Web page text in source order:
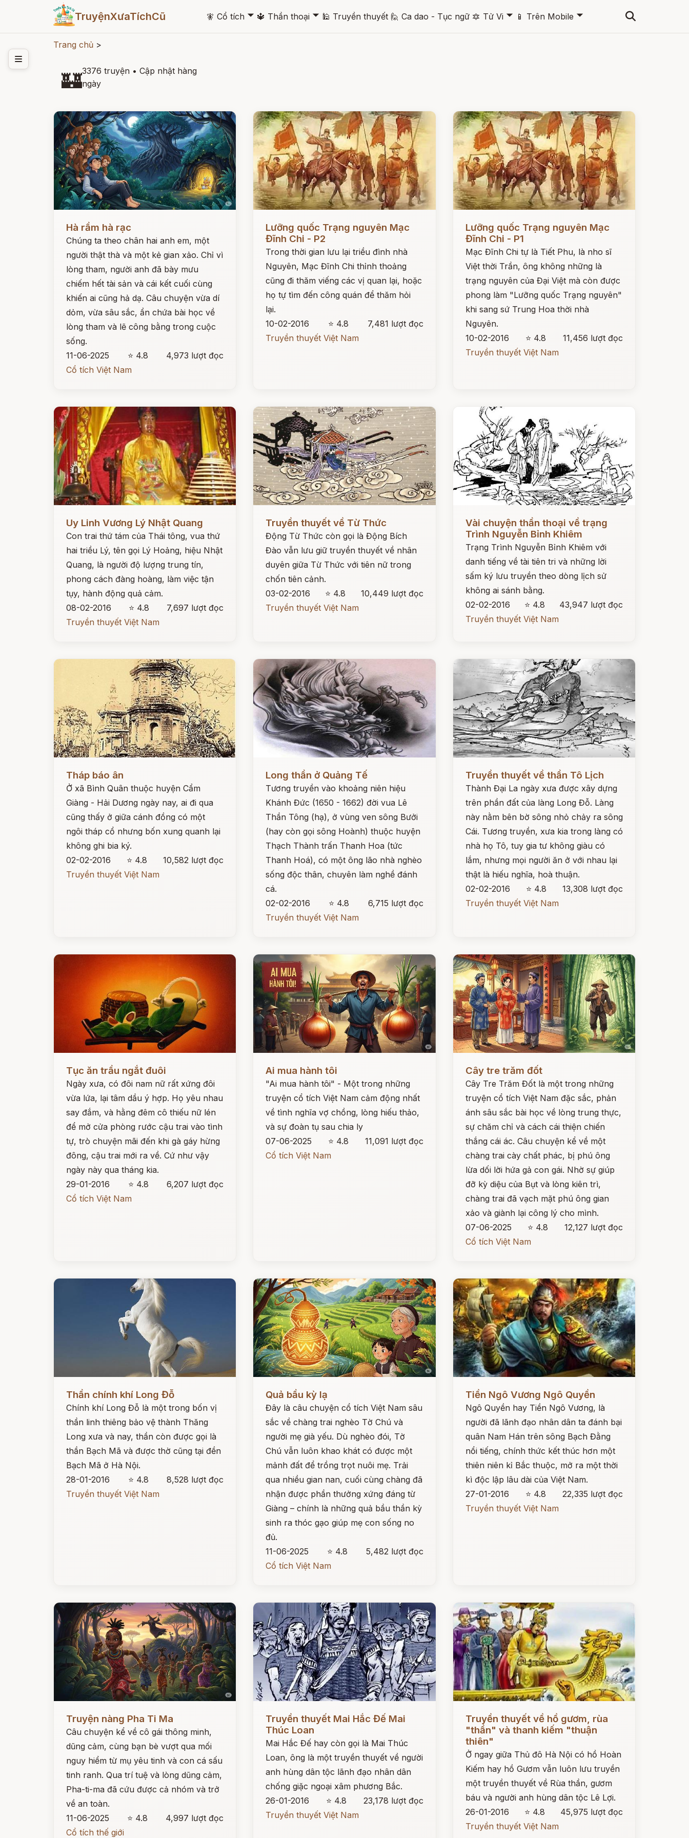
TruyệnXưaTíchCũ 🧚 Cổ tích 🞃 🔱 Thần thoại 🞃 🕌 Truyền thuyết 🙋 Ca dao - Tục ngữ 🔯 Tử Vi 🞃 📱 Trên Mobile 🞃
Trang chủ >
🏰3376 truyện • Cập nhật hàng
ngày
Đọc ngay
Hà rầm hà rạc
Chúng ta theo chân hai anh em, một
người thật thà và một kẻ gian xảo. Chỉ vì
lòng tham, người anh đã bày mưu
chiếm hết tài sản và cái kết cuối cùng
khiến ai cũng hả dạ. Câu chuyện vừa dí
dỏm, vừa sâu sắc, ẩn chứa bài học về
lòng tham và lẽ công bằng trong cuộc
sống.
11-06-2025
⭐ 4.8
4,973 lượt đọc
Cổ tích Việt Nam
Lưỡng quốc Trạng nguyên Mạc
Đĩnh Chi - P2
Trong thời gian lưu lại triều đình nhà
Nguyên, Mạc Đĩnh Chi thỉnh thoảng
cũng đi thăm viếng các vị quan lại, hoặc
họ tự tìm đến công quán để thăm hỏi
lại.
10-02-2016
⭐ 4.8
7,481 lượt đọc
Truyền thuyết Việt Nam
Lưỡng quốc Trạng nguyên Mạc
Đĩnh Chi - P1
Mạc Đĩnh Chi tự là Tiết Phu, là nho sĩ
Việt thời Trần, ông không những là
trạng nguyên của Đại Việt mà còn được
phong làm "Lưỡng quốc Trạng nguyên"
khi sang sứ Trung Hoa thời nhà
Nguyên.
10-02-2016
⭐ 4.8
11,456 lượt đọc
Truyền thuyết Việt Nam
Uy Linh Vương Lý Nhật Quang
Con trai thứ tám của Thái tông, vua thứ
hai triều Lý, tên gọi Lý Hoảng, hiệu Nhật
Quang, là người độ lượng trung tín,
phong cách đàng hoàng, làm việc tận
tụy, hành động quả cảm.
08-02-2016
⭐ 4.8
7,697 lượt đọc
Truyền thuyết Việt Nam
Đọc ngay
Truyền thuyết về Từ Thức
Động Từ Thức còn gọi là Động Bích
Đào vẫn lưu giữ truyền thuyết về nhân
duyên giữa Từ Thức với tiên nữ trong
chốn tiên cảnh.
03-02-2016
⭐ 4.8
10,449 lượt đọc
Truyền thuyết Việt Nam
Vài chuyện thần thoại về trạng
Trình Nguyễn Bỉnh Khiêm
Trạng Trình Nguyễn Bỉnh Khiêm với
danh tiếng về tài tiên tri và những lời
sấm ký lưu truyền theo dòng lịch sử
không ai sánh bằng.
02-02-2016
⭐ 4.8
43,947 lượt đọc
Truyền thuyết Việt Nam
Tháp báo ân
Ở xã Bình Quân thuộc huyện Cẩm
Giàng - Hải Dương ngày nay, ai đi qua
cũng thấy ở giữa cánh đồng có một
ngôi tháp cổ nhưng bốn xung quanh lại
không ghi bia ký.
02-02-2016
⭐ 4.8
10,582 lượt đọc
Truyền thuyết Việt Nam
Long thần ở Quảng Tế
Tương truyền vào khoảng niên hiệu
Khánh Đức (1650 - 1662) đời vua Lê
Thần Tông (hạ), ở vùng ven sông Bưởi
(hay còn gọi sông Hoành) thuộc huyện
Thạch Thành trấn Thanh Hoa (tức
Thanh Hoá), có một ông lão nhà nghèo
sống độc thân, chuyên làm nghề đánh
cá.
02-02-2016
⭐ 4.8
6,715 lượt đọc
Truyền thuyết Việt Nam
Đọc ngay
Truyền thuyết về thần Tô Lịch
Thành Đại La ngày xưa được xây dựng
trên phần đất của làng Long Đỗ. Làng
này nằm bên bờ sông nhỏ chảy ra sông
Cái. Tương truyền, xưa kia trong làng có
nhà họ Tô, tuy gia tư không giàu có
lắm, nhưng mọi người ăn ở với nhau lại
thật là hiếu nghĩa, hoà thuận.
02-02-2016
⭐ 4.8
13,308 lượt đọc
Truyền thuyết Việt Nam
Tục ăn trầu ngắt đuôi
Ngày xưa, có đôi nam nữ rất xứng đôi
vừa lứa, lại tâm dầu ý hợp. Họ yêu nhau
say đắm, và hằng đêm cô thiếu nữ lén
để mở cửa phòng rước cậu trai vào tình
tự, trò chuyện mãi đến khi gà gáy hừng
đông, cậu trai mới ra về. Cứ như vậy
ngày này qua tháng kia.
29-01-2016
⭐ 4.8
6,207 lượt đọc
Cổ tích Việt Nam
Ai mua hành tôi
"Ai mua hành tôi" - Một trong những
truyện cổ tích Việt Nam cảm động nhất
về tình nghĩa vợ chồng, lòng hiếu thảo,
và sự đoàn tụ sau chia ly
07-06-2025
⭐ 4.8
11,091 lượt đọc
Cổ tích Việt Nam
Cây tre trăm đốt
Cây Tre Trăm Đốt là một trong những
truyện cổ tích Việt Nam đặc sắc, phản
ánh sâu sắc bài học về lòng trung thực,
sự chăm chỉ và cách cái thiện chiến
thắng cái ác. Câu chuyện kể về một
chàng trai cày chất phác, bị phú ông
lừa dối lời hứa gả con gái. Nhờ sự giúp
đỡ kỳ diệu của Bụt và lòng kiên trì,
chàng trai đã vạch mặt phú ông gian
xảo và giành lại công lý cho mình.
07-06-2025
⭐ 4.8
12,127 lượt đọc
Cổ tích Việt Nam
Đọc ngay
Thần chính khí Long Đỗ
Chính khí Long Đỗ là một trong bốn vị
thần linh thiêng bảo vệ thành Thăng
Long xưa và nay, thần còn được gọi là
thần Bạch Mã và được thờ cũng tại đền
Bạch Mã ở Hà Nội.
28-01-2016
⭐ 4.8
8,528 lượt đọc
Truyền thuyết Việt Nam
Quả bầu kỳ lạ
Đây là câu chuyện cổ tích Việt Nam sâu
sắc về chàng trai nghèo Tờ Chú và
người mẹ già yếu. Dù nghèo đói, Tờ
Chú vẫn luôn khao khát có được một
mảnh đất để trồng trọt nuôi mẹ. Trải
qua nhiều gian nan, cuối cùng chàng đã
nhận được phần thưởng xứng đáng từ
Giàng – chính là những quả bầu thần kỳ
sinh ra thóc gạo giúp mẹ con sống no
đủ.
11-06-2025
⭐ 4.8
5,482 lượt đọc
Cổ tích Việt Nam
Đọc ngay
Tiền Ngô Vương Ngô Quyền
Ngô Quyền hay Tiền Ngô Vương, là
người đã lãnh đạo nhân dân ta đánh bại
quân Nam Hán trên sông Bạch Đằng
nổi tiếng, chính thức kết thúc hơn một
thiên niên kỉ Bắc thuộc, mở ra một thời
kì độc lập lâu dài của Việt Nam.
27-01-2016
⭐ 4.8
22,335 lượt đọc
Truyền thuyết Việt Nam
Truyện nàng Pha Ti Ma
Câu chuyện kể về cô gái thông minh,
dũng cảm, cùng bạn bè vượt qua mối
nguy hiểm từ mụ yêu tinh và con cá sấu
tinh ranh. Qua trí tuệ và lòng dũng cảm,
Pha-ti-ma đã cứu được cả nhóm và trở
về an toàn.
11-06-2025
⭐ 4.8
4,997 lượt đọc
Cổ tích thế giới
Đọc ngay
Truyền thuyết Mai Hắc Đế Mai
Thúc Loan
Mai Hắc Đế hay còn gọi là Mai Thúc
Loan, ông là một truyền thuyết về người
anh hùng dân tộc lãnh đạo nhân dân
chống giặc ngoại xâm phương Bắc.
26-01-2016
⭐ 4.8
23,178 lượt đọc
Truyền thuyết Việt Nam
Đọc ngay
Truyền thuyết về hồ gươm, rùa
"thần" và thanh kiếm "thuận
thiên"
Ở ngay giữa Thủ đô Hà Nội có hồ Hoàn
Kiếm hay hồ Gươm vẫn luôn lưu truyền
một truyền thuyết về Rùa thần, gươm
báu và người anh hùng dân tộc Lê Lợi.
26-01-2016
⭐ 4.8
45,975 lượt đọc
Truyền thuyết Việt Nam